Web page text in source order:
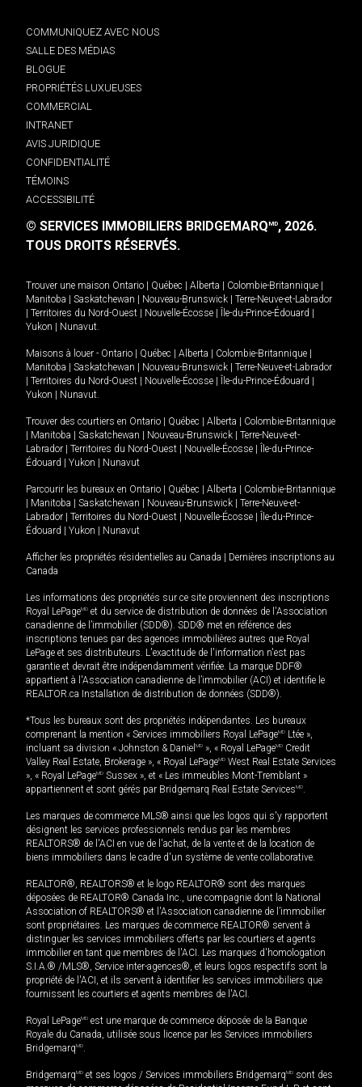
COMMUNIQUEZ AVEC NOUS
SALLE DES MÉDIAS
BLOGUE
PROPRIÉTÉS LUXUEUSES
COMMERCIAL
INTRANET
AVIS JURIDIQUE
CONFIDENTIALITÉ
TÉMOINS
ACCESSIBILITÉ
© SERVICES IMMOBILIERS BRIDGEMARQMD, 2026.
TOUS DROITS RÉSERVÉS.
Trouver une maison Ontario Québec Alberta Colombie-Britannique
Manitoba
Saskatchewan Nouveau-Brunswick
Terre-Neuve-et-Labrador
Territoires du Nord-Ouest Nouvelle-Écosse Île-du-Prince-Édouard
Yukon
Nunavut.
Maisons à louer - Ontario Québec Alberta Colombie-Britannique
Manitoba
Saskatchewan Nouveau-Brunswick
Terre-Neuve-et-Labrador
Territoires du Nord-Ouest Nouvelle-Écosse Île-du-Prince-Édouard
Yukon
Nunavut.
Trouver des courtiers en Ontario Québec Alberta
Colombie-Britannique
Manitoba Saskatchewan Nouveau-Brunswick
Terre-Neuve-et-
Labrador
Territoires du Nord-Ouest Nouvelle-Écosse
Île-du-Prince-
Édouard
Yukon Nunavut
Parcourir les bureaux en Ontario Québec Alberta
Colombie-Britannique
Manitoba Saskatchewan Nouveau-Brunswick
Terre-Neuve-et-
Labrador
Territoires du Nord-Ouest Nouvelle-Écosse
Île-du-Prince-
Édouard
Yukon Nunavut
Afficher les propriétés résidentielles au Canada
Dernières inscriptions au
Canada
Les informations des propriétés sur ce site proviennent des inscriptions
Royal LePageMD et du service de distribution de données de l'Association
canadienne de l’immobilier (SDD®). SDD® met en référence des
inscriptions tenues par des agences immobilières autres que Royal
LePage et ses distributeurs. L'exactitude de l'information n'est pas
garantie et devrait être indépendamment vérifiée. La marque DDF®
appartient à l'Association canadienne de l’immobilier (ACI) et identifie le
REALTOR.ca Installation de distribution de données (SDD®).
*Tous les bureaux sont des propriétés indépendantes. Les bureaux
comprenant la mention « Services immobiliers Royal LePageMD Ltée »,
incluant sa division « Johnston & Daniel MD », « Royal LePageMD Credit
Valley Real Estate, Brokerage », « Royal LePageMD West Real Estate Services
», « Royal LePageMD Sussex », et « Les immeubles Mont-Tremblant »
appartiennent et sont gérés par Bridgemarq Real Estate ServicesMD.
Les marques de commerce MLS® ainsi que les logos qui s'y rapportent
désignent les services professionnels rendus par les membres
REALTORS® de l'ACI en vue de l'achat, de la vente et de la location de
biens immobiliers dans le cadre d'un système de vente collaborative.
REALTOR®, REALTORS® et le logo REALTOR® sont des marques
déposées de REALTOR® Canada Inc., une compagnie dont la National
Association of REALTORS® et l'Association canadienne de l’immobilier
sont propriétaires. Les marques de commerce REALTOR® servent à
distinguer les services immobiliers offerts par les courtiers et agents
immobilier en tant que membres de l'ACI. Les marques d'homologation
S.I.A.® /MLS®, Service inter-agences®, et leurs logos respectifs sont la
propriété de l'ACI, et ils servent à identifier les services immobiliers que
fournissent les courtiers et agents membres de l'ACI.
Royal LePageMD est une marque de commerce déposée de la Banque
Royale du Canada, utilisée sous licence par les Services immobiliers
BridgemarqMD.
BridgemarqMD et ses logos / Services immobiliers BridgemarqMD sont des